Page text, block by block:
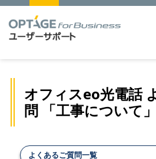
オフィスeo光電話
問 「工事について」
よくあるご質問一覧